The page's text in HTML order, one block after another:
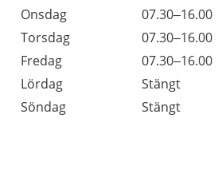
Onsdag
07.30–16.00
Torsdag
07.30–16.00
Fredag
07.30–16.00
Lördag
Stängt
Söndag
Stängt